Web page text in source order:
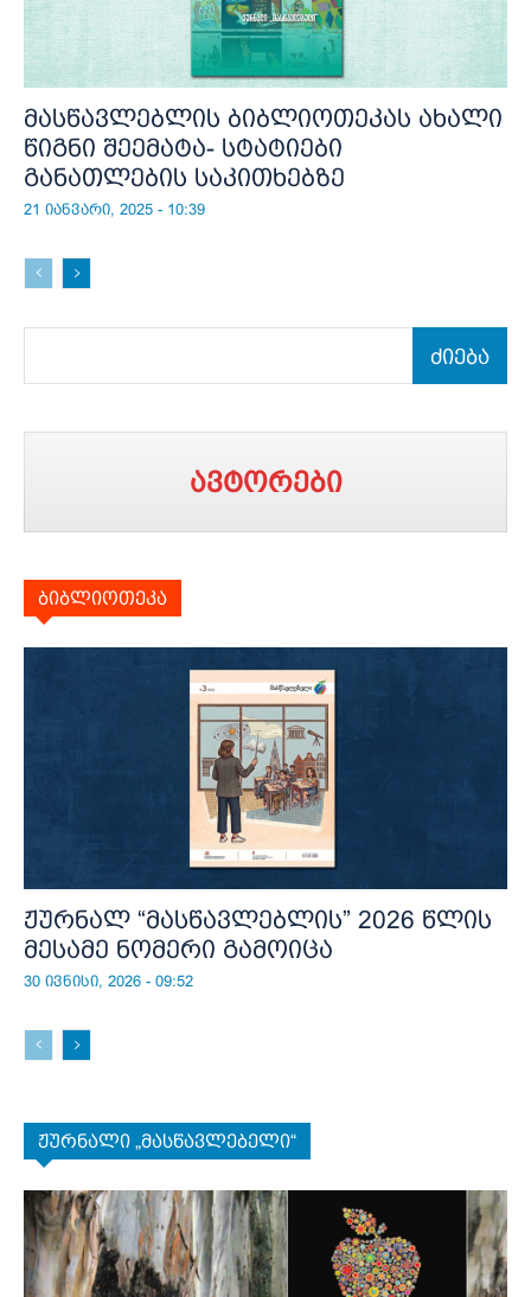
მასწავლებლის ბიბლიოთეკას ახალი
წიგნი შეემატა- სტატიები
განათლების საკითხებზე
21 იანვარი, 2025 - 10:39
ძიება
ავტორები
ბიბლიოთეკა
ჟურნალ “მასწავლებლის” 2026 წლის
მესამე ნომერი გამოიცა
30 ივნისი, 2026 - 09:52
ჟურნალი „მასწავლებელი“